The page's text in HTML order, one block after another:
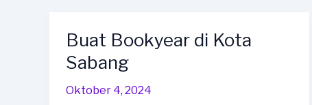
Buat Bookyear di Kota
Sabang
Oktober 4, 2024
Buat
Bookyear
di
Kota